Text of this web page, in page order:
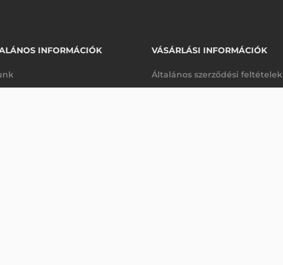
INFORMÁCIÓK VÁSÁRLÁSI INFORMÁCIÓK
Általános szerződési feltételek